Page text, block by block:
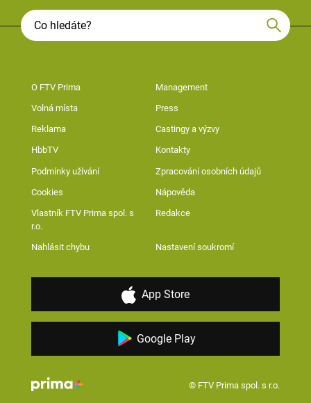
O FTV Prima Management
Volná místa Press
Reklama Castingy a výzvy
HbbTV Kontakty
Podmínky užívání Zpracování osobních údajů
Cookies Nápověda
Vlastník FTV Prima spol. s
r.o.
Redakce
Nahlásit chybu Nastavení soukromí
App Store
Google Play
© FTV Prima spol. s r.o.